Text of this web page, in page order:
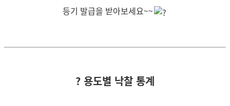
등기 발급을 받아보세요~~
? 용도별 낙찰 통계